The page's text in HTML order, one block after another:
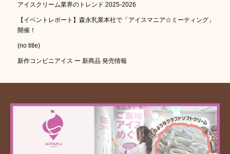
アイスクリーム業界のトレンド 2025-2026
【イベントレポート】森永乳業本社で「アイスマニア☆ミーティング」
開催！
(no title)
新作コンビニアイス ー 新商品 発売情報